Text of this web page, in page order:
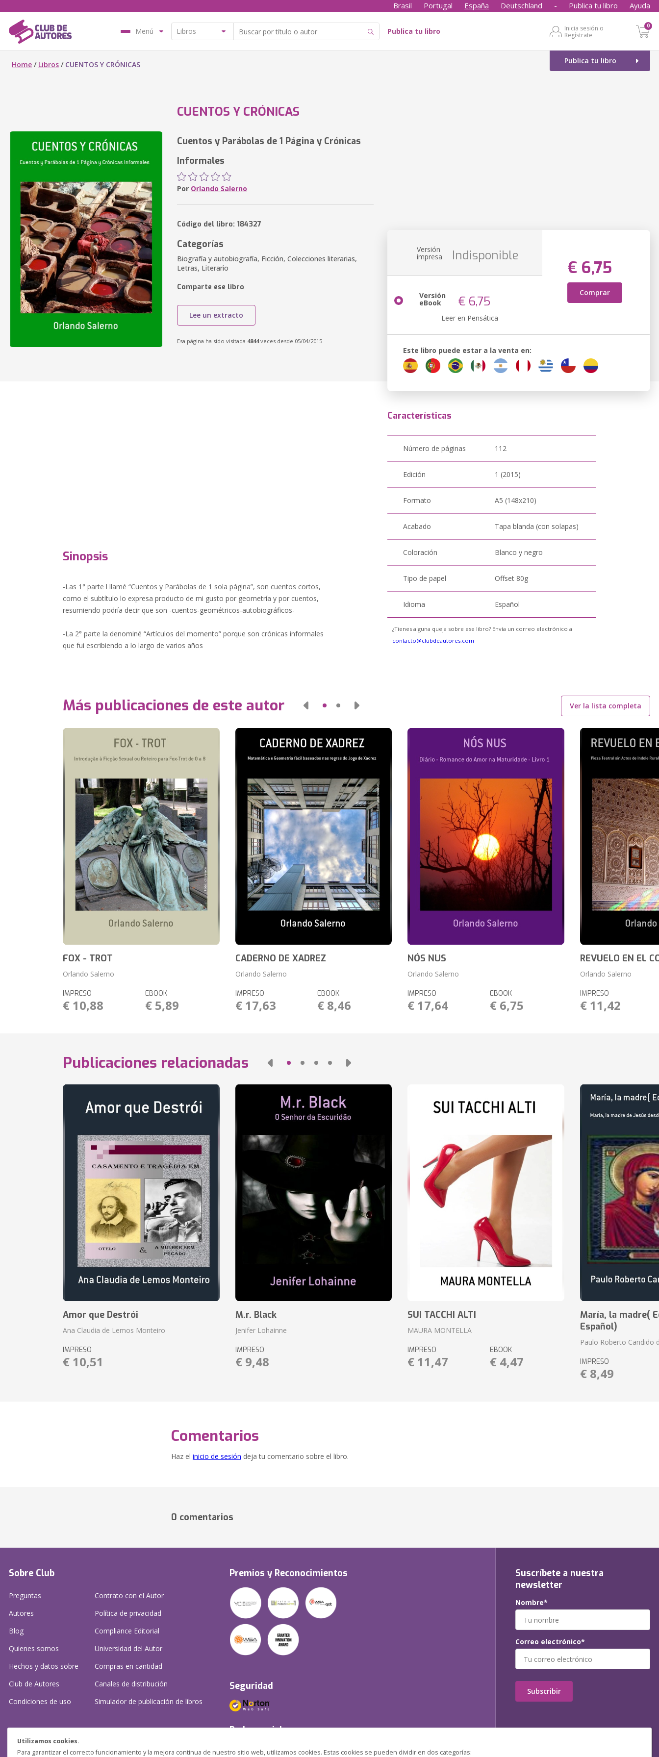
Utilizamos cookies.
Para garantizar el correcto funcionamiento y la mejora continua de nuestro sitio web, utilizamos cookies. Estas cookies se pueden dividir en dos categorías:
Brasil Portugal España Deutschland - Publica tu libro Ayuda
Menú Publica tu libro
Inicia sesión o
Regístrate
0
Publica tu libro
Home / Libros / CUENTOS Y CRÓNICAS
CUENTOS Y CRÓNICAS
Cuentos y Parábolas de 1 Página y Crónicas
Informales
Por Orlando Salerno
Código del libro: 184327
Categorías
Biografía y autobiografía, Ficción, Colecciones literarias,
Letras, Literario
Comparte ese libro
Lee un extracto
Esa página ha sido visitada 4844veces desde 05/04/2015
Versión
impresa Indisponible
€ 6,75
Comprar
Versión
eBook € 6,75
Leer en Pensática
Este libro puede estar a la venta en:
Sinopsis
-Las 1° parte l llamé “Cuentos y Parábolas de 1 sola página”, son cuentos cortos,
como el subtítulo lo expresa producto de mi gusto por geometría y por cuentos,
resumiendo podría decir que son -cuentos-geométricos-autobiográficos-
-La 2° parte la denominé “Artículos del momento” porque son crónicas informales
que fui escribiendo a lo largo de varios años
Características
Número de páginas 112
Edición 1 (2015)
Formato A5 (148x210)
Acabado Tapa blanda (con solapas)
Coloración Blanco y negro
Tipo de papel Offset 80g
Idioma Español
¿Tienes alguna queja sobre ese libro? Envía un correo electrónico a
contacto@clubdeautores.com
Más publicaciones de este autor Ver la lista completa
FOX - TROT
Orlando Salerno
IMPRESO
€ 10,88
EBOOK
€ 5,89
CADERNO DE XADREZ
Orlando Salerno
IMPRESO
€ 17,63
EBOOK
€ 8,46
NÓS NUS
Orlando Salerno
IMPRESO
€ 17,64
EBOOK
€ 6,75
REVUELO EN EL
Orlando Salerno
IMPRESO
€ 11,42
Publicaciones relacionadas
Amor que Destrói
Ana Claudia de Lemos Monteiro
IMPRESO
€ 10,51
M.r. Black
Jenifer Lohainne
IMPRESO
€ 9,48
SUI TACCHI ALTI
MAURA MONTELLA
IMPRESO
€ 11,47
EBOOK
€ 4,47
María, la madre(
Español)
Paulo Roberto Candido
IMPRESO
€ 8,49
Comentarios
Haz el inicio de sesión deja tu comentario sobre el libro.
0 comentarios
Sobre Club
Preguntas
Autores
Blog
Quienes somos
Hechos y datos sobre
Club de Autores
Condiciones de uso
Contrato con el Autor
Política de privacidad
Compliance Editorial
Universidad del Autor
Compras en cantidad
Canales de distribución
Simulador de publicación de libros
¿Necesitas ayuda?
Premios y Reconocimientos
Seguridad
Redes sociales
Suscríbete a nuestra
newsletter
Nombre*
Correo electrónico*
Subscribir